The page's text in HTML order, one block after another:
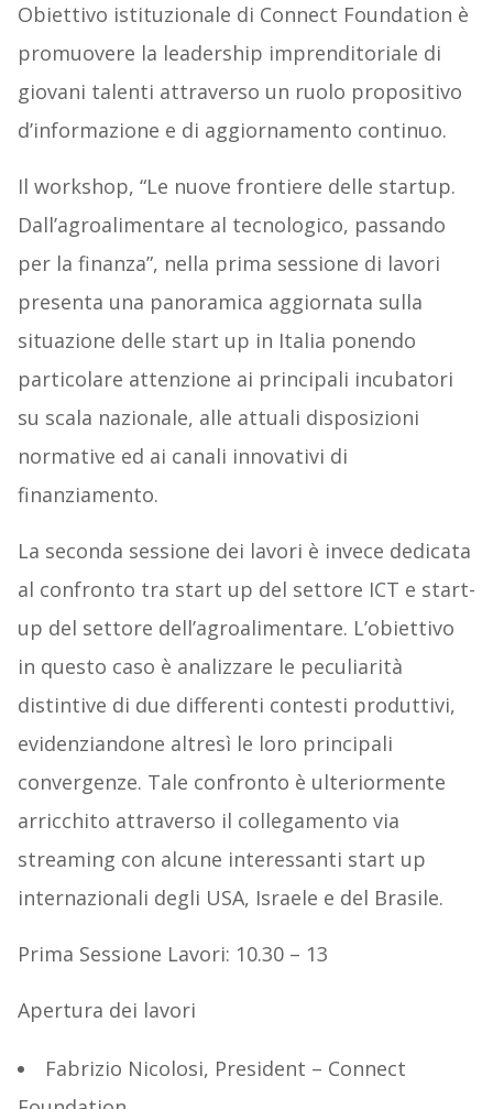
Obiettivo istituzionale di Connect Foundation è
promuovere la leadership imprenditoriale di
giovani talenti attraverso un ruolo propositivo
d’informazione e di aggiornamento continuo.
Il workshop, “Le nuove frontiere delle startup.
Dall’agroalimentare al tecnologico, passando
per la finanza”, nella prima sessione di lavori
presenta una panoramica aggiornata sulla
situazione delle start up in Italia ponendo
particolare attenzione ai principali incubatori
su scala nazionale, alle attuali disposizioni
normative ed ai canali innovativi di
finanziamento.
La seconda sessione dei lavori è invece dedicata
al confronto tra start up del settore ICT e start-
up del settore dell’agroalimentare. L’obiettivo
in questo caso è analizzare le peculiarità
distintive di due differenti contesti produttivi,
evidenziandone altresì le loro principali
convergenze. Tale confronto è ulteriormente
arricchito attraverso il collegamento via
streaming con alcune interessanti start up
internazionali degli USA, Israele e del Brasile.
Prima Sessione Lavori: 10.30 – 13
Apertura dei lavori
Fabrizio Nicolosi, President – Connect